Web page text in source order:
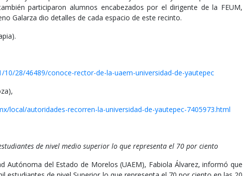
participaron alumnos encabezados por el dirigente de la FEUM,
Galarza dio detalles de cada espacio de este recinto.
28/46489/conoce-rector-de-la-uaem-universidad-de-yautepec
local/autoridades-recorren-la-universidad-de-yautepec-7405973.html
de nivel medio superior lo que representa el 70 por ciento
Autónoma del Estado de Morelos (UAEM), Fabiola Álvarez, informó que